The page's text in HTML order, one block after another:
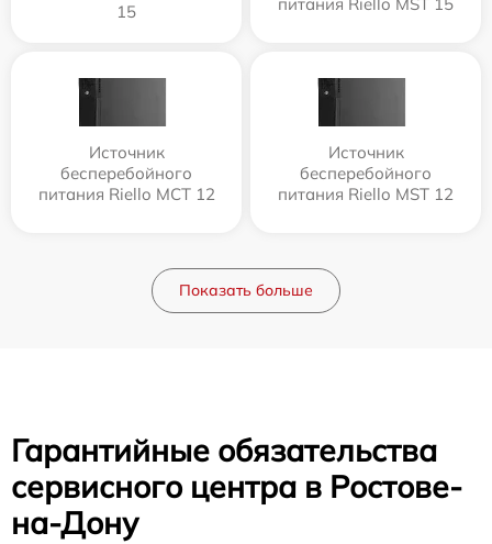
15
Источник
бесперебойного
питания Riello MCT 12
Источник
бесперебойного
питания Riello MST 12
Показать больше
Гарантийные обязательства
сервисного центра в Ростове-
на-Дону